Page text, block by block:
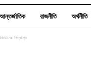
আন্তর্জাতিক রাজনীতি অর্থনীতি
সিদ্ধান্ত